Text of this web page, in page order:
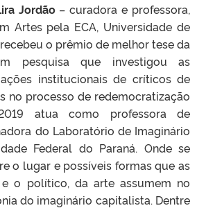
Jordão– curadora e professora,
Artes pela ECA, Universidade de
o prêmio de melhor tese da
pesquisa que investigou as
institucionais de críticos de
no processo de redemocratização
atua como professora de
do Laboratório de Imaginário
Federal do Paraná. Onde se
o lugar e possíveis formas que as
o político, da arte assumem no
do imaginário capitalista. Dentre